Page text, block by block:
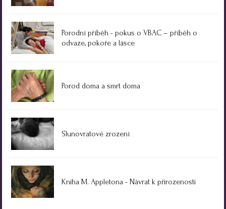
Porodní příběh - pokus o VBAC – příběh o
odvaze, pokoře a lásce
Porod doma a smrt doma
Slunovratové zrození
Kniha M. Appletona - Návrat k přirozenosti